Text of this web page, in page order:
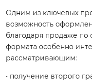
Одним из ключевых
возможность
благодаря продаже по
формата особенно
рассматривающим:
• получение второго